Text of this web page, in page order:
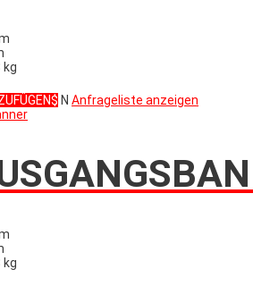
kg
N Anfrageliste anzeigen
kg